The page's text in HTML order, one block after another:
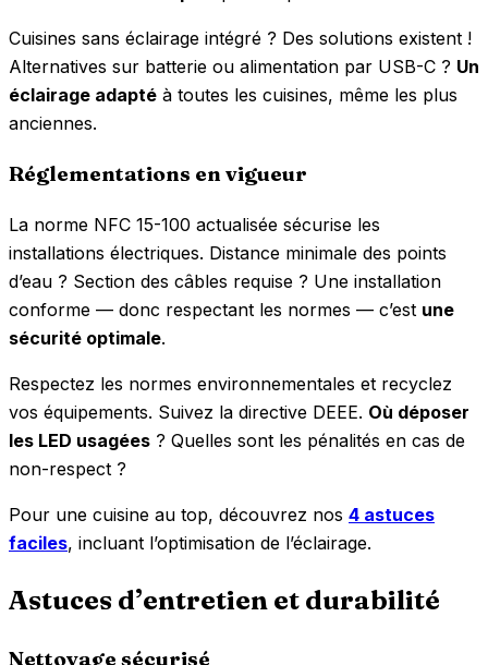
Cuisines sans éclairage intégré ? Des solutions existent !
Alternatives sur batterie ou alimentation par USB-C ? Un
éclairage adapté à toutes les cuisines, même les plus
anciennes.
Réglementations en vigueur
La norme NFC 15-100 actualisée sécurise les
installations électriques. Distance minimale des points
d’eau ? Section des câbles requise ? Une installation
conforme — donc respectant les normes — c’est une
sécurité optimale.
Respectez les normes environnementales et recyclez
vos équipements. Suivez la directive DEEE. Où déposer
les LED usagées ? Quelles sont les pénalités en cas de
non-respect ?
Pour une cuisine au top, découvrez nos 4 astuces
faciles, incluant l’optimisation de l’éclairage.
Astuces d’entretien et durabilité
Nettoyage sécurisé